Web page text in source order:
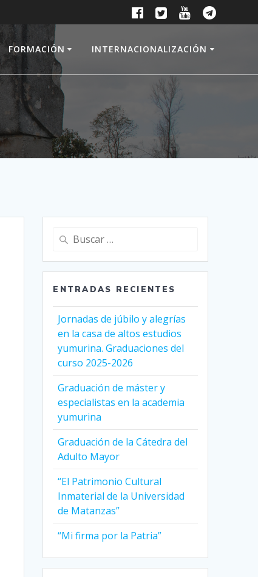
FORMACIÓN INTERNACIONALIZACIÓN
Buscar:
ENTRADAS RECIENTES
Jornadas de júbilo y alegrías
en la casa de altos estudios
yumurina. Graduaciones del
curso 2025-2026
Graduación de máster y
especialistas en la academia
yumurina
Graduación de la Cátedra del
Adulto Mayor
“El Patrimonio Cultural
Inmaterial de la Universidad
de Matanzas”
“Mi firma por la Patria”